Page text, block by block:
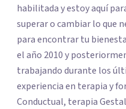
habilitada y estoy aquí
superar o cambiar lo que
para encontrar tu
el año 2010 y
trabajando durante los últimos
experiencia en terapia y
Conductual, terapia